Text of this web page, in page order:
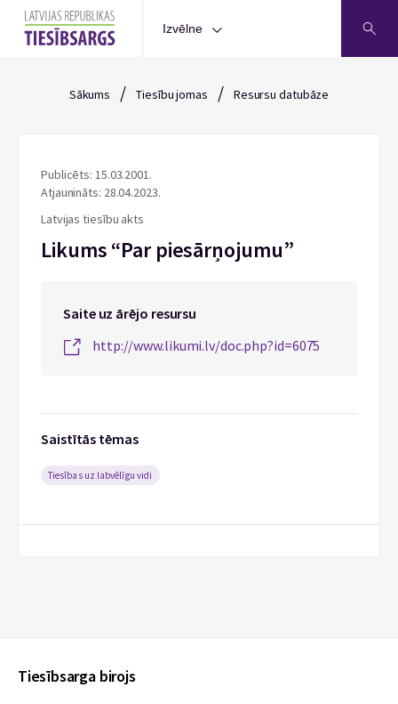
Izvēlne
Sākums / Tiesību jomas / Resursu datubāze
Publicēts: 15.03.2001.
Atjaunināts: 28.04.2023.
Latvijas tiesību akts
Likums “Par piesārņojumu”
Saite uz ārējo resursu
http://www.likumi.lv/doc.php?id=6075
Saistītās tēmas
Tiesības uz labvēlīgu vidi
Tiesībsarga birojs